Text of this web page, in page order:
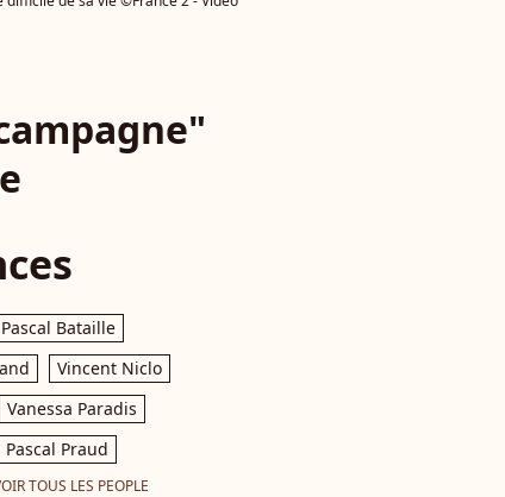
Pascal Bataille
Vincent Niclo
Vanessa Paradis
Pascal Praud
TOUS LES PEOPLE